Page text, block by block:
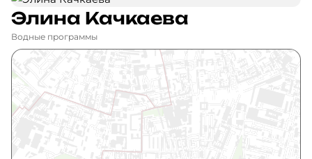
Элина Качкаева
Водные программы